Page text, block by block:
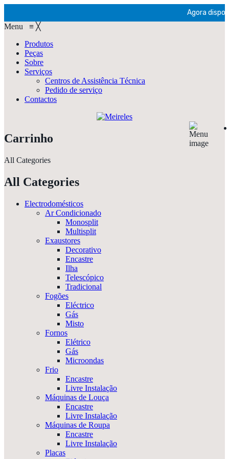
Agora
Menu ≡ ╳
Produtos
Peças
Sobre
Serviços
Centros de Assistência Técnica
Pedido de serviço
Contactos
Carrinho
All Categories
All Categories
Electrodomésticos
Ar Condicionado
Monosplit
Multisplit
Exaustores
Decorativo
Encastre
Ilha
Telescópico
Tradicional
Fogões
Eléctrico
Gás
Misto
Fornos
Elétrico
Gás
Microondas
Frio
Encastre
Livre Instalação
Máquinas de Louça
Encastre
Livre Instalação
Máquinas de Roupa
Encastre
Livre Instalação
Placas